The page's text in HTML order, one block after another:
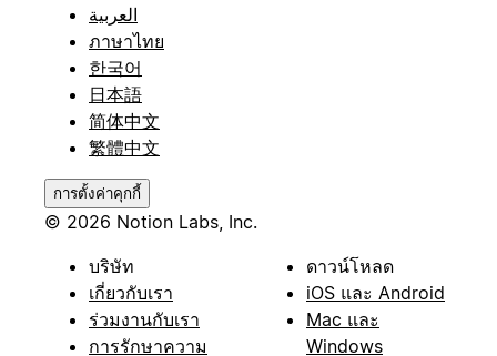
العربية
ภาษาไทย
한국어
日本語
简体中文
繁體中文
การตั้งค่าคุกกี้
© 2026 Notion Labs, Inc.
บริษัท
เกี่ยวกับเรา
ร่วมงานกับเรา
การรักษาความ
ดาวน์โหลด
iOS และ Android
Mac และ
Windows